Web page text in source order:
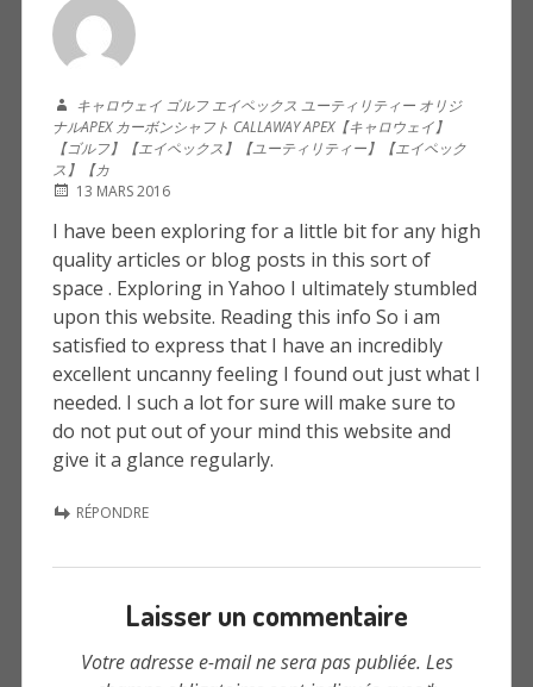
キャロウェイ ゴルフ エイペックス ユーティリティー オリジ
ナルAPEX カーボンシャフト CALLAWAY APEX【キャロウェイ】
【ゴルフ】【エイペックス】【ユーティリティー】【エイペック
ス】【カ
13 MARS 2016
I have been exploring for a little bit for any high
quality articles or blog posts in this sort of
space . Exploring in Yahoo I ultimately stumbled
upon this website. Reading this info So i am
satisfied to express that I have an incredibly
excellent uncanny feeling I found out just what I
needed. I such a lot for sure will make sure to
do not put out of your mind this website and
give it a glance regularly.
RÉPONDRE
Laisser un commentaire
Votre adresse e-mail ne sera pas publiée. Les